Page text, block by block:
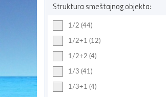
Struktura smeštajnog objekta:
1/2 (44)
1/2+1 (12)
1/2+2 (4)
1/3 (41)
1/3+1 (4)